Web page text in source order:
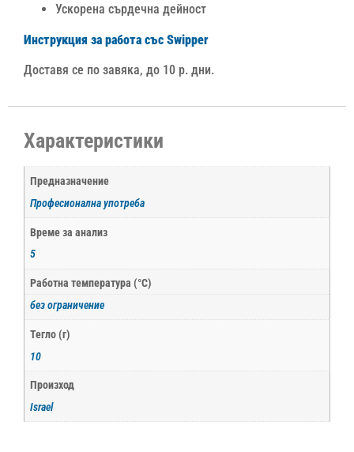
Ускорена сърдечна дейност
Инструкция за работа със Swipper
Доставя се по завяка, до 10 р. дни.
Характеристики
Предназначение
Професионална употреба
Време за анализ
5
Работна температура (°С)
без ограничение
Тегло (г)
10
Произход
Israel